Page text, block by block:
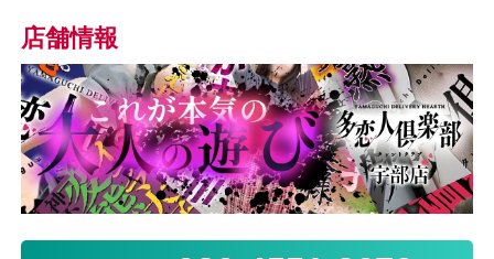
店舗情報